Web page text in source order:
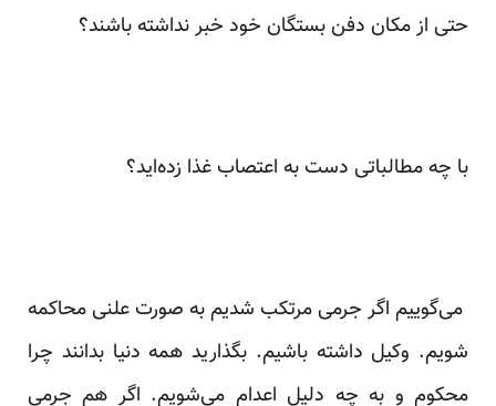
حتی از مکان دفن بستگان خود خبر نداشته باشند؟
با چه مطالباتی دست به اعتصاب غذا زده‌اید؟
می‌گوییم اگر جرمی مرتکب شدیم به صورت علنی محاکمه
شویم. وکیل داشته باشیم. بگذارید همه دنیا بدانند چرا
محکوم و به چه دلیل اعدام می‌شویم. اگر هم جرمی